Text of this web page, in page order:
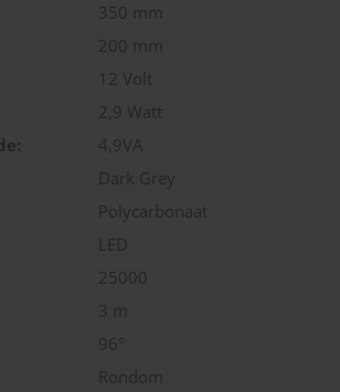
350 mm
200 mm
12 Volt
2,9 Watt
4,9VA
Dark Grey
Polycarbonaat
LED
25000
3 m
96°
Rondom